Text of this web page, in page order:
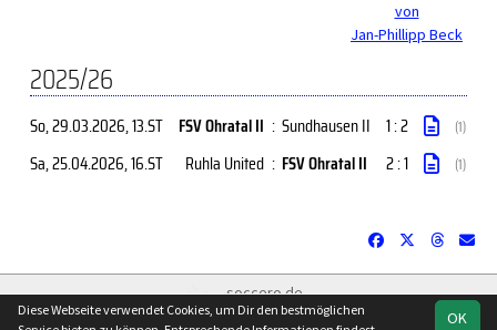
von
Jan-Phillipp Beck
2025/26
So, 29.03.2026, 13.ST FSV Ohratal II : Sundhausen II 1 : 2 (1)
Sa, 25.04.2026, 16.ST Ruhla United : FSV Ohratal II 2 : 1 (1)
soccero.de
© 2006 - 2026 OK
Diese Webseite verwendet Cookies, um Dir den bestmöglichen